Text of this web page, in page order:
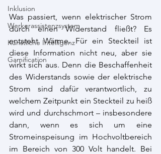
Inklusion
Werkerassistenzsystem
Künstliche Intelligenz
Gamification
Was passiert, wenn elektrischer Strom
durch einen Widerstand fließt? Es
entsteht Wärme. Für ein Steckteil ist
diese Information nicht neu, aber sie
wirkt sich aus. Denn die Beschaffenheit
des Widerstands sowie der elektrische
Strom sind dafür verantwortlich, zu
welchem Zeitpunkt ein Steckteil zu heiß
wird und durchschmort – insbesondere
dann, wenn es sich um eine
Stromeinspeisung im Hochvoltbereich
im Bereich von 300 Volt handelt. Bei